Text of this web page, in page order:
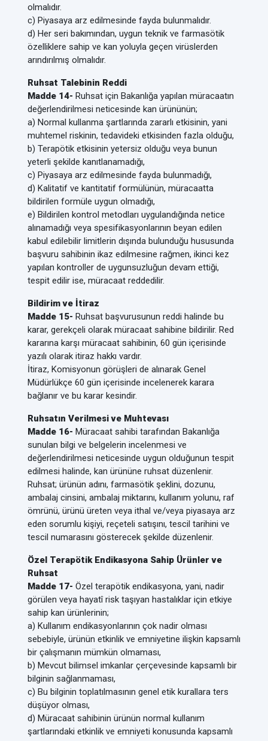
olmalıdır.
c) Piyasaya arz edilmesinde fayda bulunmalıdır.
d) Her seri bakımından, uygun teknik ve farmasötik
özelliklere sahip ve kan yoluyla geçen virüslerden
arındırılmış olmalıdır.
Ruhsat Talebinin Reddi
Madde 14- Ruhsat için Bakanlığa yapılan müracaatın
değerlendirilmesi neticesinde kan ürününün;
a) Normal kullanma şartlarında zararlı etkisinin, yani
muhtemel riskinin, tedavideki etkisinden fazla olduğu,
b) Terapötik etkisinin yetersiz olduğu veya bunun
yeterli şekilde kanıtlanamadığı,
c) Piyasaya arz edilmesinde fayda bulunmadığı,
d) Kalitatif ve kantitatif formülünün, müracaatta
bildirilen formüle uygun olmadığı,
e) Bildirilen kontrol metodları uygulandığında netice
alınamadığı veya spesifikasyonlarının beyan edilen
kabul edilebilir limitlerin dışında bulunduğu hususunda
başvuru sahibinin ikaz edilmesine rağmen, ikinci kez
yapılan kontroller de uygunsuzluğun devam ettiği,
tespit edilir ise, müracaat reddedilir.
Bildirim ve İtiraz
Madde 15- Ruhsat başvurusunun reddi halinde bu
karar, gerekçeli olarak müracaat sahibine bildirilir. Red
kararına karşı müracaat sahibinin, 60 gün içerisinde
yazılı olarak itiraz hakkı vardır.
İtiraz, Komisyonun görüşleri de alınarak Genel
Müdürlükçe 60 gün içerisinde incelenerek karara
bağlanır ve bu karar kesindir.
Ruhsatın Verilmesi ve Muhtevası
Madde 16- Müracaat sahibi tarafından Bakanlığa
sunulan bilgi ve belgelerin incelenmesi ve
değerlendirilmesi neticesinde uygun olduğunun tespit
edilmesi halinde, kan ürününe ruhsat düzenlenir.
Ruhsat; ürünün adını, farmasötik şeklini, dozunu,
ambalaj cinsini, ambalaj miktarını, kullanım yolunu, raf
ömrünü, ürünü üreten veya ithal ve/veya piyasaya arz
eden sorumlu kişiyi, reçeteli satışını, tescil tarihini ve
tescil numarasını gösterecek şekilde düzenlenir.
Özel Terapötik Endikasyona Sahip Ürünler ve
Ruhsat
Madde 17- Özel terapötik endikasyona, yani, nadir
görülen veya hayatî risk taşıyan hastalıklar için etkiye
sahip kan ürünlerinin;
a) Kullanım endikasyonlarının çok nadir olması
sebebiyle, ürünün etkinlik ve emniyetine ilişkin kapsamlı
bir çalışmanın mümkün olmaması,
b) Mevcut bilimsel imkanlar çerçevesinde kapsamlı bir
bilginin sağlanmaması,
c) Bu bilginin toplatılmasının genel etik kurallara ters
düşüyor olması,
d) Müracaat sahibinin ürünün normal kullanım
şartlarındaki etkinlik ve emniyeti konusunda kapsamlı